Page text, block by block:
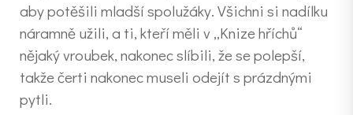
aby potěšili mladší spolužáky. Všichni si nadílku
náramně užili, a ti, kteří měli v „Knize hříchů“
nějaký vroubek, nakonec slíbili, že se polepší,
takže čerti nakonec museli odejít s prázdnými
pytli.